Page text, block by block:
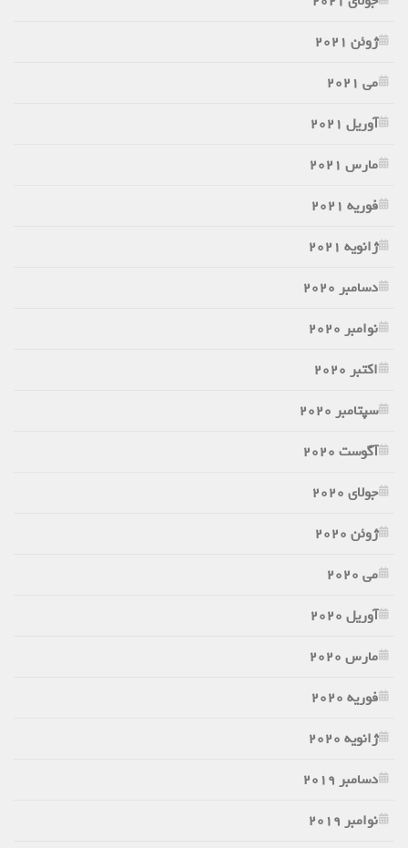
ژوئن 2021
می 2021
آوریل 2021
مارس 2021
فوریه 2021
ژانویه 2021
دسامبر 2020
نوامبر 2020
اکتبر 2020
سپتامبر 2020
آگوست 2020
جولای 2020
ژوئن 2020
می 2020
آوریل 2020
مارس 2020
فوریه 2020
ژانویه 2020
دسامبر 2019
نوامبر 2019